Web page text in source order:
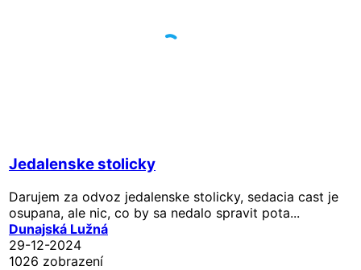
Jedalenske stolicky
Darujem za odvoz jedalenske stolicky, sedacia cast je
osupana, ale nic, co by sa nedalo spravit pota...
Dunajská Lužná
29-12-2024
1026 zobrazení